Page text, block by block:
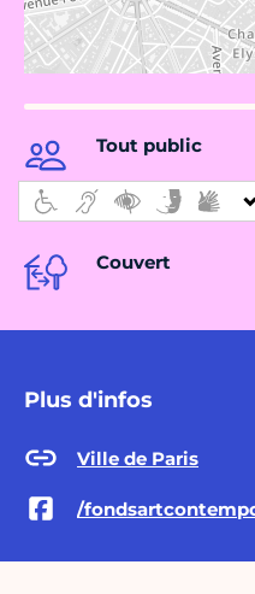
Tout public
Couvert
Plus d'infos
Ville de Paris
/